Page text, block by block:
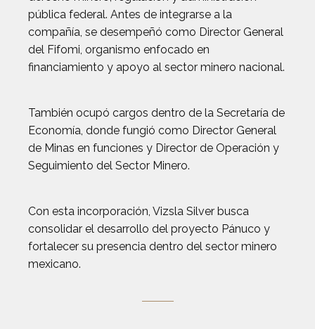
pública federal. Antes de integrarse a la
compañía, se desempeñó como Director General
del Fifomi, organismo enfocado en
financiamiento y apoyo al sector minero nacional.
También ocupó cargos dentro de la Secretaría de
Economía, donde fungió como Director General
de Minas en funciones y Director de Operación y
Seguimiento del Sector Minero.
Con esta incorporación, Vizsla Silver busca
consolidar el desarrollo del proyecto Pánuco y
fortalecer su presencia dentro del sector minero
mexicano.